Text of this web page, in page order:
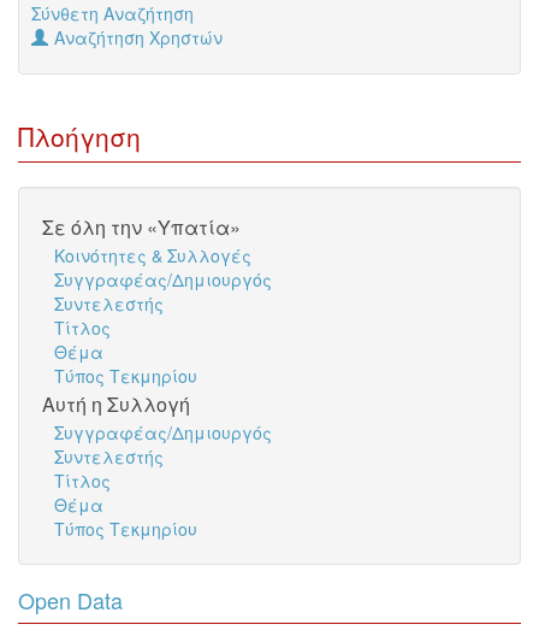
Σύνθετη Αναζήτηση
Αναζήτηση Χρηστών
Πλοήγηση
Σε όλη την «Υπατία»
Κοινότητες & Συλλογές
Συγγραφέας/Δημιουργός
Συντελεστής
Τίτλος
Θέμα
Τύπος Τεκμηρίου
Αυτή η Συλλογή
Συγγραφέας/Δημιουργός
Συντελεστής
Τίτλος
Θέμα
Τύπος Τεκμηρίου
Open Data